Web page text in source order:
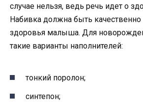
случае нельзя, ведь речь идет о
Набивка должна быть качественно
здоровья малыша. Для
такие варианты наполнителей:
тонкий поролон;
синтепон;